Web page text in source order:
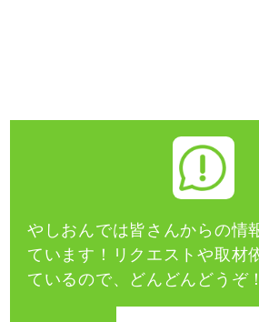
やしおんでは皆さんからの情
ています！ リクエストや取材
ているので、どんどんどうぞ！